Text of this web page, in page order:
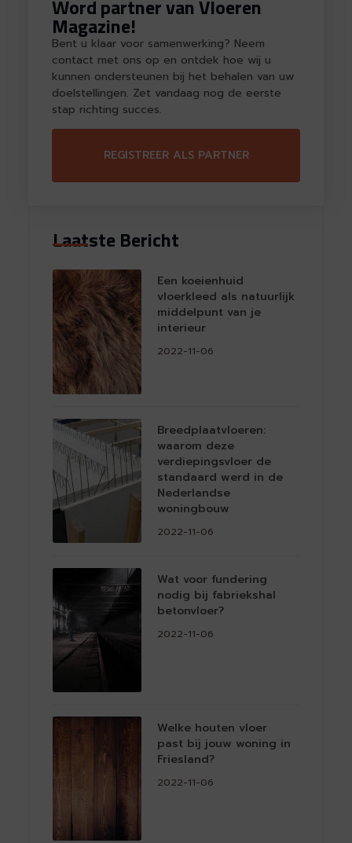
Laatste Bericht
Een koeienhuid
vloerkleed als natuurlijk
middelpunt van je
interieur
2022-11-06
Breedplaatvloeren:
waarom deze
verdiepingsvloer de
standaard werd in de
Nederlandse
woningbouw
2022-11-06
Wat voor fundering
nodig bij fabriekshal
betonvloer?
2022-11-06
Welke houten vloer
past bij jouw woning in
Friesland?
2022-11-06
Word partner van Vloeren
Magazine!
Bent u klaar voor samenwerking? Neem
contact met ons op en ontdek hoe wij u
kunnen ondersteunen bij het behalen van uw
doelstellingen. Zet vandaag nog de eerste
stap richting succes.
REGISTREER ALS PARTNER